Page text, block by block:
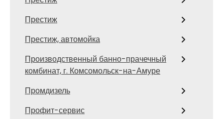
Престиж
Престиж, автомойка
Производственный банно-прачечный
комбинат, г. Комсомольск-на-Амуре
Промдизель
Профит-сервис